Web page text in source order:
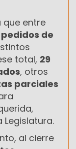
que entre
pedidos de
total, 29
, otros
parciales
al cierre